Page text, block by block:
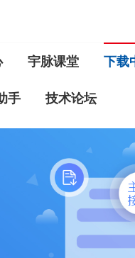
宇脉课堂 下载
手 技术论坛